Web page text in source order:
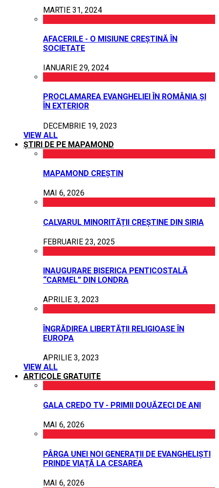
MARTIE 31, 2024
AFACERILE - O MISIUNE CREȘTINĂ ÎN
SOCIETATE
IANUARIE 29, 2024
PROCLAMAREA EVANGHELIEI ÎN ROMÂNIA ȘI
ÎN EXTERIOR
DECEMBRIE 19, 2023
VIEW ALL
ȘTIRI DE PE MAPAMOND
MAPAMOND CREȘTIN
MAI 6, 2026
CALVARUL MINORITĂȚII CREȘTINE DIN SIRIA
FEBRUARIE 23, 2025
INAUGURARE BISERICA PENTICOSTALĂ
“CARMEL” DIN LONDRA
APRILIE 3, 2023
ÎNGRĂDIREA LIBERTĂȚII RELIGIOASE ÎN
EUROPA
APRILIE 3, 2023
VIEW ALL
ARTICOLE GRATUITE
GALA CREDO TV - PRIMII DOUĂZECI DE ANI
MAI 6, 2026
PÂRGA UNEI NOI GENERAȚII DE EVANGHELIȘTI
PRINDE VIAȚĂ LA CESAREA
MAI 6, 2026